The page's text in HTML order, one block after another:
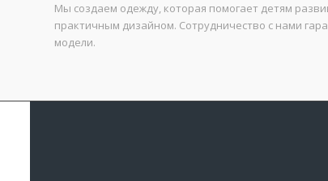
Мы создаем одежду, которая помогает детям
практичным дизайном. Сотрудничество с нами
модели.